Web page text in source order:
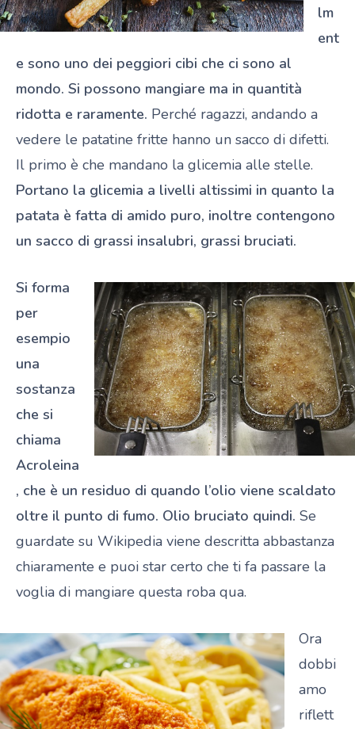
lm
ent
e sono uno dei peggiori cibi che ci sono al
mondo. Si possono mangiare ma in quantità
ridotta e raramente. Perché ragazzi, andando a
vedere le patatine fritte hanno un sacco di difetti.
Il primo è che mandano la glicemia alle stelle.
Portano la glicemia a livelli altissimi in quanto la
patata è fatta di amido puro, inoltre contengono
un sacco di grassi insalubri, grassi bruciati.
Si forma
per
esempio
una
sostanza
che si
chiama
Acroleina
, che è un residuo di quando l’olio viene scaldato
oltre il punto di fumo. Olio bruciato quindi. Se
guardate su Wikipedia viene descritta abbastanza
chiaramente e puoi star certo che ti fa passare la
voglia di mangiare questa roba qua.
Ora
dobbi
amo
riflett